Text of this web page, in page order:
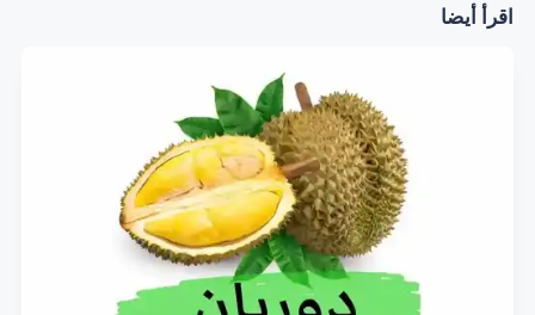
اقرأ أيضا